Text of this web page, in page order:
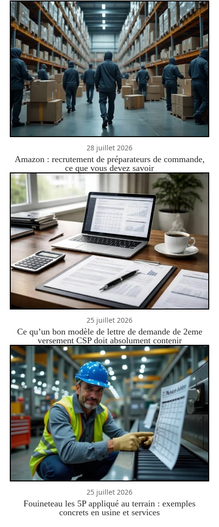
28 juillet 2026
Amazon : recrutement de préparateurs de commande,
ce que vous devez savoir
25 juillet 2026
Ce qu’un bon modèle de lettre de demande de 2eme
versement CSP doit absolument contenir
25 juillet 2026
Fouineteau les 5P appliqué au terrain : exemples
concrets en usine et services